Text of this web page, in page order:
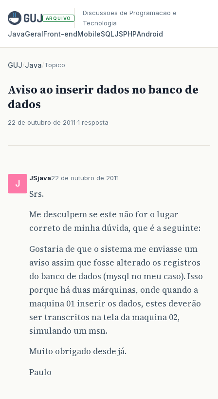
ARQUIVO
Discussoes de Programacao e
Tecnologia
JavaGeralFront‑endMobileSQLJSPHPAndroid
GUJ/Java/Topico
Aviso ao inserir dados no banco de
dados
22 de outubro de 2011 1 resposta
J
JSjava22 de outubro de 2011
Srs.
Me desculpem se este não for o lugar
correto de minha dúvida, que é a seguinte:
Gostaria de que o sistema me enviasse um
aviso assim que fosse alterado os registros
do banco de dados (mysql no meu caso). Isso
porque há duas márquinas, onde quando a
maquina 01 inserir os dados, estes deverão
ser transcritos na tela da maquina 02,
simulando um msn.
Muito obrigado desde já.
Paulo